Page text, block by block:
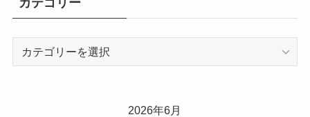
カテゴリー
2026年6月